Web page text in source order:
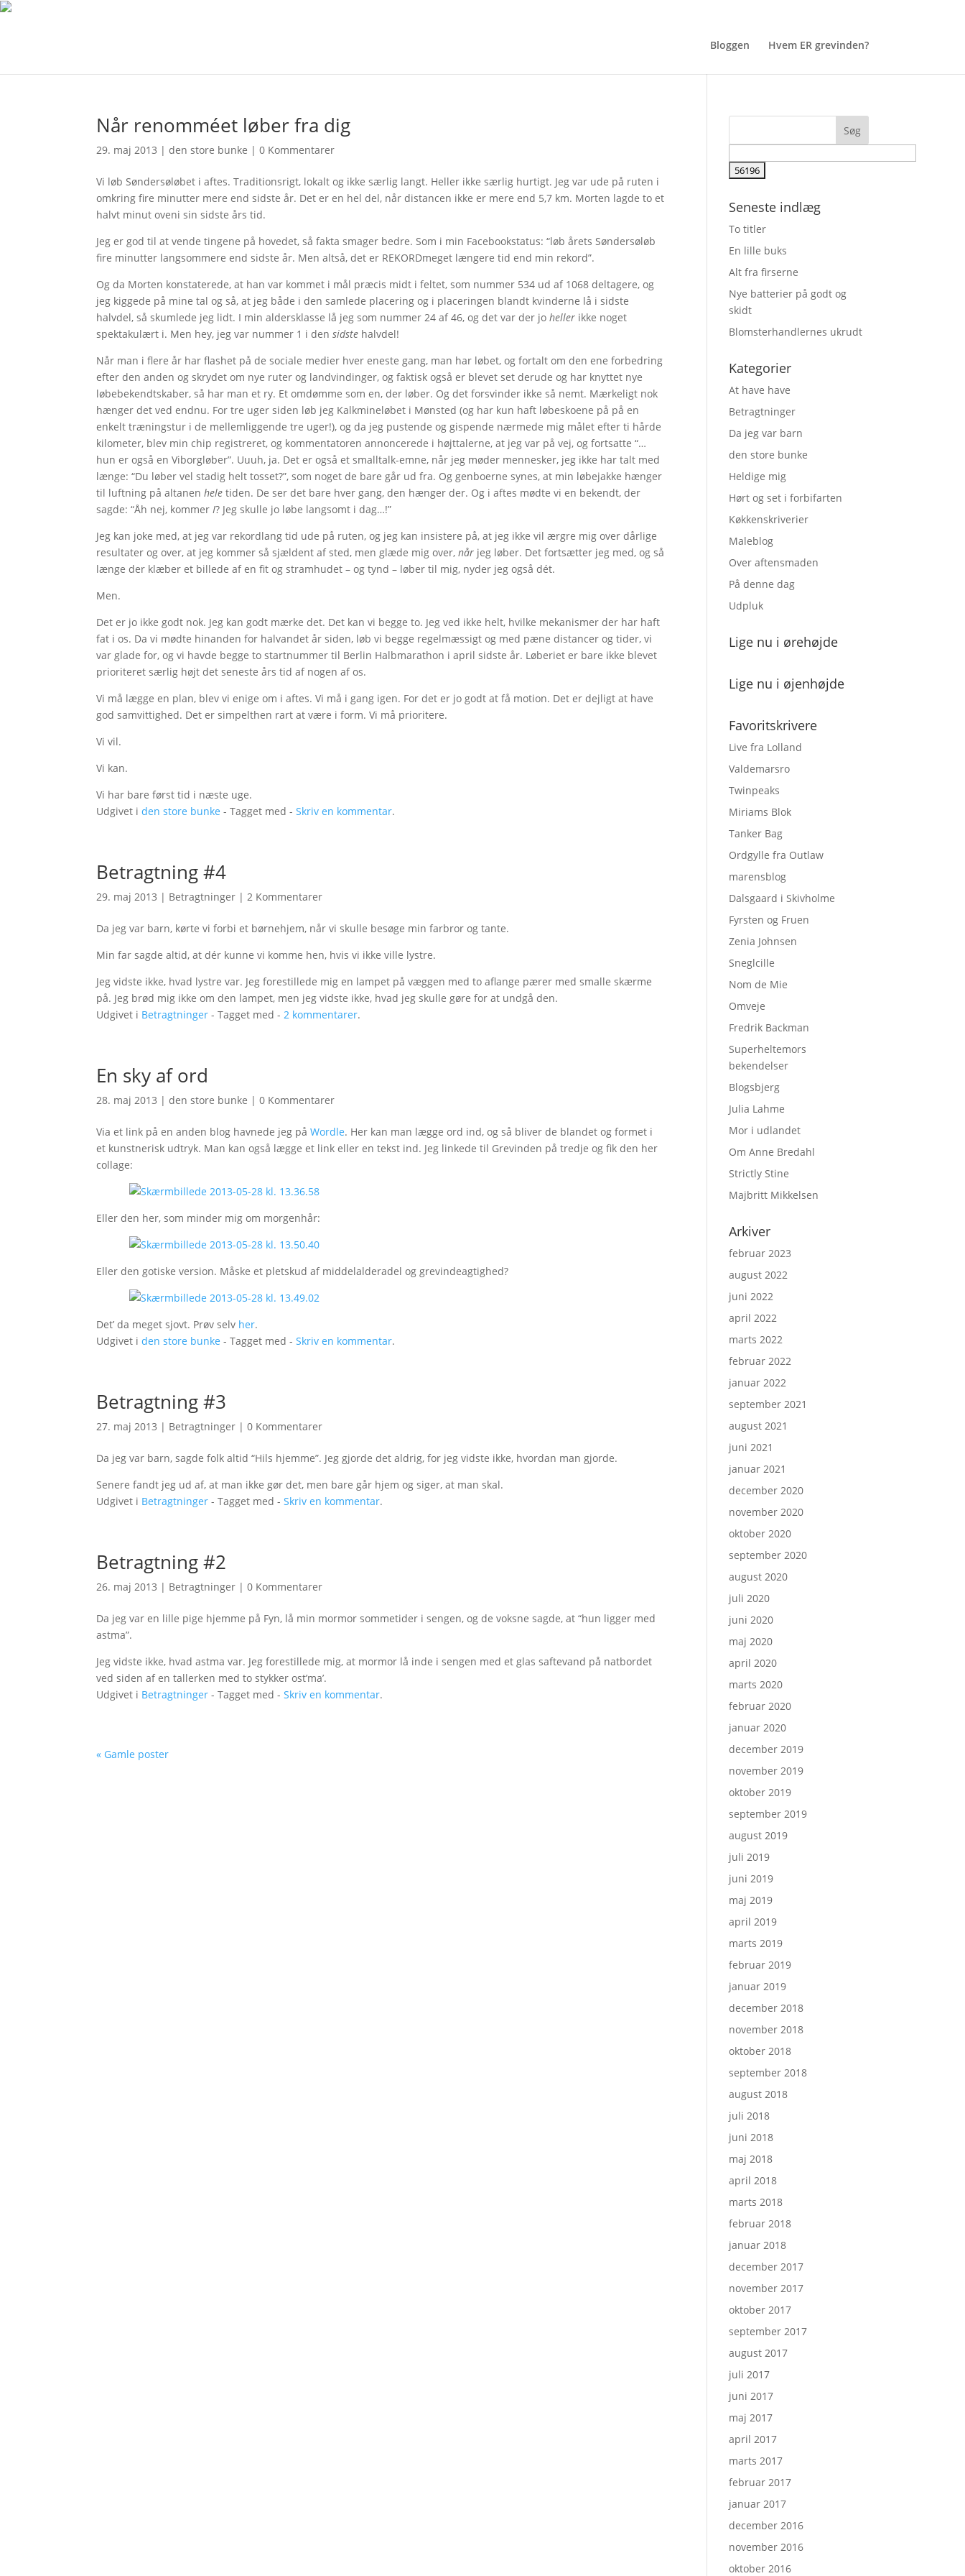
Bloggen Hvem ER grevinden?
Når renomméet løber fra dig
29. maj 2013 |den store bunke |0 Kommentarer
Vi løb Søndersøløbet i aftes. Traditionsrigt, lokalt og ikke særlig langt. Heller ikke særlig hurtigt. Jeg var ude på ruten i
omkring fire minutter mere end sidste år. Det er en hel del, når distancen ikke er mere end 5,7 km. Morten lagde to et
halvt minut oveni sin sidste års tid.
Jeg er god til at vende tingene på hovedet, så fakta smager bedre. Som i min Facebookstatus: “løb årets Søndersøløb
fire minutter langsommere end sidste år. Men altså, det er REKORDmeget længere tid end min rekord”.
Og da Morten konstaterede, at han var kommet i mål præcis midt i feltet, som nummer 534 ud af 1068 deltagere, og
jeg kiggede på mine tal og så, at jeg både i den samlede placering og i placeringen blandt kvinderne lå i sidste
halvdel, så skumlede jeg lidt. I min aldersklasse lå jeg som nummer 24 af 46, og det var der joheller ikke noget
spektakulært i. Men hey, jeg var nummer 1 i densidste halvdel!
Når man i flere år har flashet på de sociale medier hver eneste gang, man har løbet, og fortalt om den ene forbedring
efter den anden og skrydet om nye ruter og landvindinger, og faktisk også er blevet set derude og har knyttet nye
løbebekendtskaber, så har man et ry. Et omdømme som en, der løber. Og det forsvinder ikke så nemt. Mærkeligt nok
hænger det ved endnu. For tre uger siden løb jeg Kalkmineløbet i Mønsted (og har kun haft løbeskoene på på en
enkelt træningstur i de mellemliggende tre uger!), og da jeg pustende og gispende nærmede mig målet efter ti hårde
kilometer, blev min chip registreret, og kommentatoren annoncerede i højttalerne, at jeg var på vej, og fortsatte “…
hun er også en Viborgløber”. Uuuh, ja. Det er også et smalltalk-emne, når jeg møder mennesker, jeg ikke har talt med
længe: “Du løber vel stadig helt tosset?”, som noget de bare går ud fra. Og genboerne synes, at min løbejakke hænger
til luftning på altanenhele tiden. De ser det bare hver gang, den hænger der. Og i aftes mødte vi en bekendt, der
sagde: “Åh nej, kommerI? Jeg skulle jo løbe langsomt i dag…!”
Jeg kan joke med, at jeg var rekordlang tid ude på ruten, og jeg kan insistere på, at jeg ikke vil ærgre mig over dårlige
resultater og over, at jeg kommer så sjældent af sted, men glæde mig over,når jeg løber. Det fortsætter jeg med, og så
længe der klæber et billede af en fit og stramhudet – og tynd – løber til mig, nyder jeg også dét.
Men.
Det er jo ikke godt nok. Jeg kan godt mærke det. Det kan vi begge to. Jeg ved ikke helt, hvilke mekanismer der har haft
fat i os. Da vi mødte hinanden for halvandet år siden, løb vi begge regelmæssigt og med pæne distancer og tider, vi
var glade for, og vi havde begge to startnummer til Berlin Halbmarathon i april sidste år. Løberiet er bare ikke blevet
prioriteret særlig højt det seneste års tid af nogen af os.
Vi må lægge en plan, blev vi enige om i aftes. Vi må i gang igen. For det er jo godt at få motion. Det er dejligt at have
god samvittighed. Det er simpelthen rart at være i form. Vi må prioritere.
Vi vil.
Vi kan.
Vi har bare først tid i næste uge.
Udgivet iden store bunke - Tagget med -Skriv en kommentar.
Betragtning #4
29. maj 2013 | Betragtninger |2 Kommentarer
Da jeg var barn, kørte vi forbi et børnehjem, når vi skulle besøge min farbror og tante.
Min far sagde altid, at dér kunne vi komme hen, hvis vi ikke ville lystre.
Jeg vidste ikke, hvad lystre var. Jeg forestillede mig en lampet på væggen med to aflange pærer med smalle skærme
på. Jeg brød mig ikke om den lampet, men jeg vidste ikke, hvad jeg skulle gøre for at undgå den.
Udgivet i Betragtninger - Tagget med -2 kommentarer.
En sky af ord
28. maj 2013 |den store bunke |0 Kommentarer
Via et link på en anden blog havnede jeg påWordle. Her kan man lægge ord ind, og så bliver de blandet og formet i
et kunstnerisk udtryk. Man kan også lægge et link eller en tekst ind. Jeg linkede til Grevinden på tredje og fik den her
collage:
Eller den her, som minder mig om morgenhår:
Eller den gotiske version. Måske et pletskud af middelalderadel og grevindeagtighed?
Det’ da meget sjovt. Prøv selv her.
Udgivet iden store bunke - Tagget med -Skriv en kommentar.
Betragtning #3
27. maj 2013 | Betragtninger |0 Kommentarer
Da jeg var barn, sagde folk altid “Hils hjemme”. Jeg gjorde det aldrig, for jeg vidste ikke, hvordan man gjorde.
Senere fandt jeg ud af, at man ikke gør det, men bare går hjem og siger, at man skal.
Udgivet i Betragtninger - Tagget med -Skriv en kommentar.
Betragtning #2
26. maj 2013 | Betragtninger |0 Kommentarer
Da jeg var en lille pige hjemme på Fyn, lå min mormor sommetider i sengen, og de voksne sagde, at “hun ligger med
astma”.
Jeg vidste ikke, hvad astma var. Jeg forestillede mig, at mormor lå inde i sengen med et glas saftevand på natbordet
ved siden af en tallerken med to stykker ost’ma’.
Udgivet i Betragtninger - Tagget med -Skriv en kommentar.
« Gamle poster
Seneste indlæg
To titler
En lille buks
Alt fra firserne
Nye batterier på godt og
skidt
Blomsterhandlernes ukrudt
Kategorier
At have have
Betragtninger
Da jeg var barn
den store bunke
Heldige mig
Hørt og set i forbifarten
Køkkenskriverier
Maleblog
Over aftensmaden
På denne dag
Udpluk
Lige nu i ørehøjde
Lige nu i øjenhøjde
Favoritskrivere
Live fra Lolland
Valdemarsro
Twinpeaks
Miriams Blok
Tanker Bag
Ordgylle fra Outlaw
marensblog
Dalsgaard i Skivholme
Fyrsten og Fruen
Zenia Johnsen
Sneglcille
Nom de Mie
Omveje
Fredrik Backman
Superheltemors
bekendelser
Blogsbjerg
Julia Lahme
Mor i udlandet
Om Anne Bredahl
Strictly Stine
Majbritt Mikkelsen
Arkiver
februar 2023
august 2022
juni 2022
april 2022
marts 2022
februar 2022
januar 2022
september 2021
august 2021
juni 2021
januar 2021
december 2020
november 2020
oktober 2020
september 2020
august 2020
juli 2020
juni 2020
maj 2020
april 2020
marts 2020
februar 2020
januar 2020
december 2019
november 2019
oktober 2019
september 2019
august 2019
juli 2019
juni 2019
maj 2019
april 2019
marts 2019
februar 2019
januar 2019
december 2018
november 2018
oktober 2018
september 2018
august 2018
juli 2018
juni 2018
maj 2018
april 2018
marts 2018
februar 2018
januar 2018
december 2017
november 2017
oktober 2017
september 2017
august 2017
juli 2017
juni 2017
maj 2017
april 2017
marts 2017
februar 2017
januar 2017
december 2016
november 2016
oktober 2016